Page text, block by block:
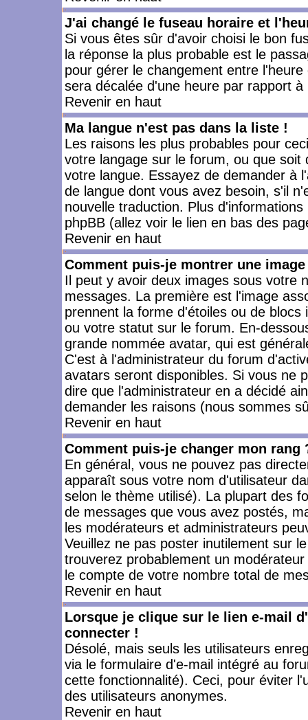
J'ai changé le fuseau horaire et
Si vous êtes sûr d'avoir choisi le bon
la réponse la plus probable est le
pour gérer le changement entre
sera décalée d'une heure par rapport à
Revenir en haut
Ma langue n'est pas dans la liste !
Les raisons les plus probables pour
votre langage sur le forum, ou que
votre langue. Essayez de demander à
de langue dont vous avez besoin, s'il
nouvelle traduction. Plus
phpBB (allez voir le lien en bas des
Revenir en haut
Comment puis-je montrer une
Il peut y avoir deux images sous votre
messages. La première est l'image
prennent la forme d'étoiles ou de
ou votre statut sur le forum. En-
grande nommée avatar, qui est
C'est à l'administrateur du forum
avatars seront disponibles. Si vous ne
dire que l'administrateur en a décidé
demander les raisons (nous sommes
Revenir en haut
Comment puis-je changer mon rang
En général, vous ne pouvez pas
apparaît sous votre nom d'utilisateur
selon le thème utilisé). La plupart des
de messages que vous avez postés,
les modérateurs et administrateurs
Veuillez ne pas poster inutilement sur
trouverez probablement un
le compte de votre nombre total de
Revenir en haut
Lorsque je clique sur le lien e-mail
connecter !
Désolé, mais seuls les utilisateurs
via le formulaire d'e-mail intégré au
cette fonctionnalité). Ceci, pour éviter
des utilisateurs anonymes.
Revenir en haut